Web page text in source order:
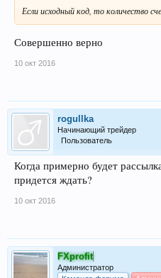
Если исходный код, то количество
Совершенно верно
10 окт 2016
rogullka
Начинающий трейдер
Пользователь
Когда примерно будет
придется ждать?
10 окт 2016
FXprofit
Администратор